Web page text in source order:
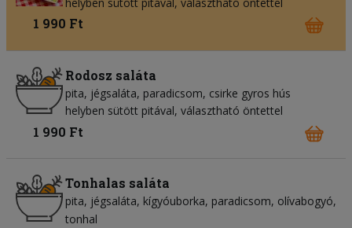
1 990 Ft
Rodosz saláta
pita jégsaláta paradicsom csirke gyros hús
helyben sütött pitával, választható öntettel
1 990 Ft
Tonhalas saláta
pita jégsaláta kígyóuborka paradicsom olívabogyó
tonhal